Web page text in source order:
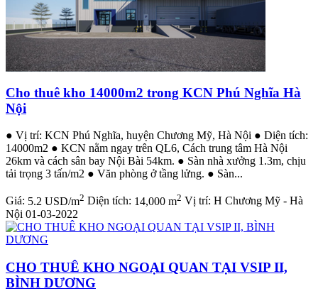
Cho thuê kho 14000m2 trong KCN Phú Nghĩa Hà
Nội
● Vị trí: KCN Phú Nghĩa, huyện Chương Mỹ, Hà Nội ● Diện tích:
14000m2 ● KCN nằm ngay trên QL6, Cách trung tâm Hà Nội
26km và cách sân bay Nội Bài 54km. ● Sàn nhà xưởng 1.3m, chịu
tải trọng 3 tấn/m2 ● Văn phòng ở tầng lửng. ● Sàn...
Giá: 5.2 USD/m2 Diện tích: 14,000 m2 Vị trí: H Chương Mỹ - Hà
Nội 01-03-2022
CHO THUÊ KHO NGOẠI QUAN TẠI VSIP II,
BÌNH DƯƠNG